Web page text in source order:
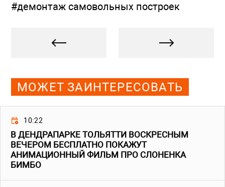
#демонтаж самовольных построек
МОЖЕТ ЗАИНТЕРЕСОВАТЬ
10:22
В ДЕНДРАПАРКЕ ТОЛЬЯТТИ ВОСКРЕСНЫМ
ВЕЧЕРОМ БЕСПЛАТНО ПОКАЖУТ
АНИМАЦИОННЫЙ ФИЛЬМ ПРО СЛОНЕНКА
БИМБО